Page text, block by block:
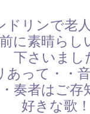
ドリンで老
に素晴ら
下さいまし
あって・・
奏者はご
好きな歌